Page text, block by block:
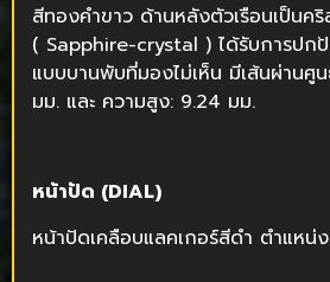
สีทองคำขาว ด้านหลังตัวเรือนเป็นค
( Sapphire-crystal ) ได้รับการปก
แบบบานพับที่มองไม่เห็น มีเส้นผ่านศู
มม. และ ความสูง: 9.24 มม.
หน้าปัด (DIAL)
หน้าปัดเคลือบแลคเกอร์สีดำ ตำแหน่